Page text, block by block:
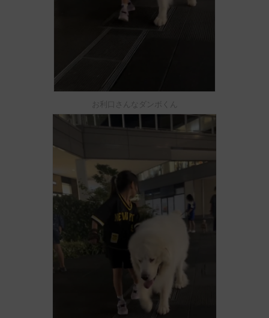
お利口さんなダンボくん